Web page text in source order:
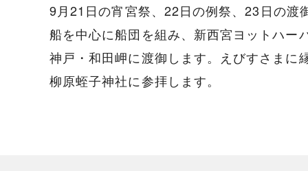
9月21日の宵宮祭、22日の例祭、23日の渡
船を中心に船団を組み、新西宮ヨットハー
神戸・和田岬に渡御します。えびすさまに
柳原蛭子神社に参拝します。